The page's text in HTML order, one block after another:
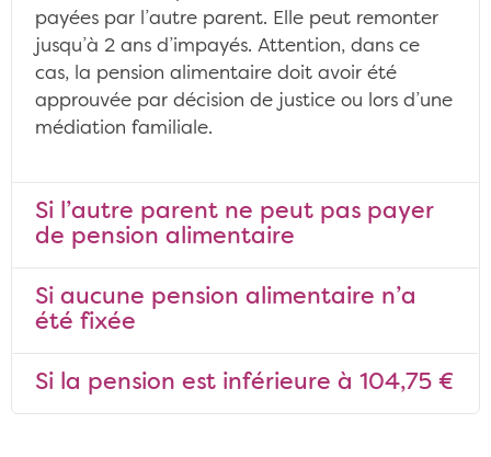
payées par l’autre parent. Elle peut remonter
jusqu’à 2 ans d’impayés. Attention, dans ce
cas, la pension alimentaire doit avoir été
approuvée par décision de justice ou lors d’une
médiation familiale.
Si l’autre parent ne peut pas payer
de pension alimentaire
Si aucune pension alimentaire n’a
été fixée
Si la pension est inférieure à 104,75 €